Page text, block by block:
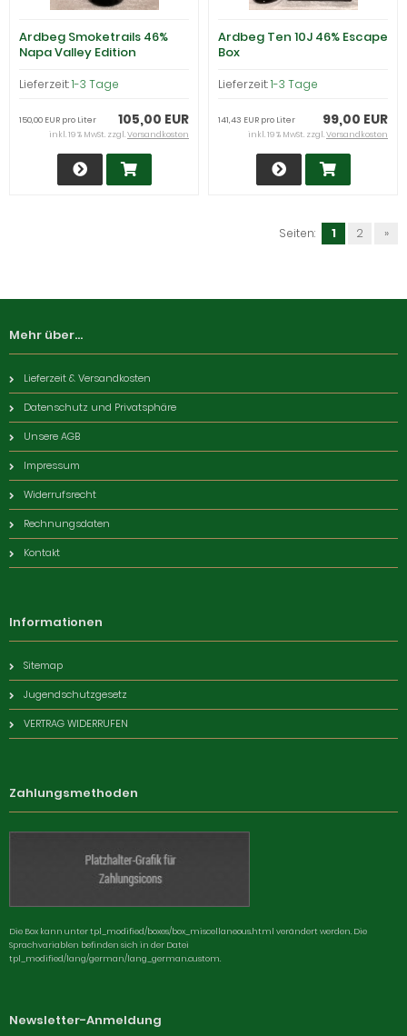
Ardbeg Smoketrails 46%
Napa Valley Edition
Lieferzeit:1-3 Tage
105,00 EUR
150,00 EUR pro Liter
inkl. 19 % MwSt. zzgl.Versandkosten
Ardbeg Ten 10J 46% Escape
Box
Lieferzeit:1-3 Tage
99,00 EUR
141,43 EUR pro Liter
inkl. 19 % MwSt. zzgl.Versandkosten
Seiten: 1 2 »
Mehr über...
Lieferzeit & Versandkosten
Datenschutz und Privatsphäre
Unsere AGB
Impressum
Widerrufsrecht
Rechnungsdaten
Kontakt
Informationen
Sitemap
Jugendschutzgesetz
VERTRAG WIDERRUFEN
Zahlungsmethoden
Die Box kann unter tpl_modified/boxes/box_miscellaneous.html verändert werden. Die
Sprachvariablen befinden sich in der Datei
tpl_modified/lang/german/lang_german.custom.
Newsletter-Anmeldung